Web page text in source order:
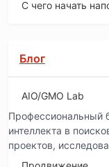
С чего начать
Блог
AIO/GMO Lab
Профессиональный
интеллекта в
проектов,